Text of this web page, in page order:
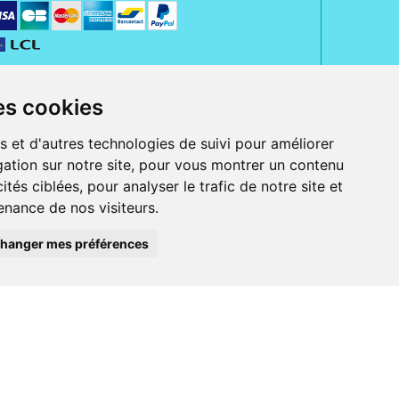
cookies
et d'autres technologies de suivi pour améliorer
sur notre site, pour vous montrer un contenu
ciblées, pour analyser le trafic de notre site et
de nos visiteurs.
mes préférences
Jeanne d' Harcourt, 80300 Albert.
ordonnance.
et iPod touch), ou sur Google Play (pour Androïd 5.0 ou version
Bancontact, PayPal.